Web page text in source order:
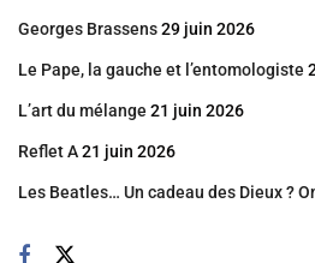
Georges Brassens29 juin 2026
Le Pape, la gauche et l’entomologiste
L’art du mélange 21 juin 2026
Reflet A21 juin 2026
Les Beatles… Un cadeau des Dieux ?